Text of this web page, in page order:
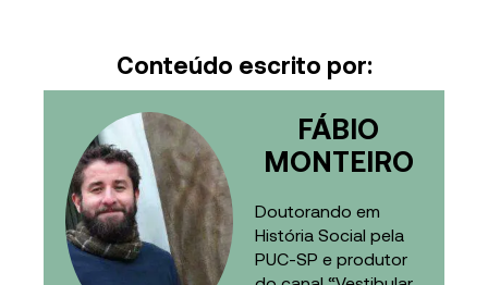
Conteúdo escrito por:
FÁBIO
MONTEIRO
Doutorando em
História Social pela
PUC-SP e produtor